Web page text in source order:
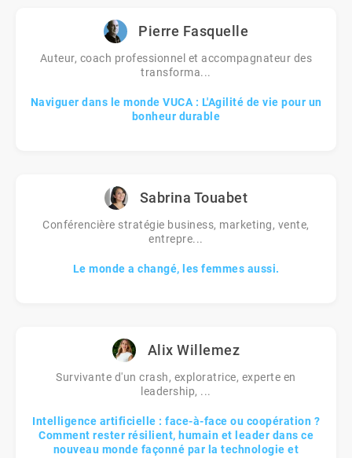
Pierre Fasquelle
Auteur, coach professionnel et accompagnateur des
transforma...
Naviguer dans le monde VUCA : L'Agilité de vie pour un
bonheur durable
Sabrina Touabet
Conférencière stratégie business, marketing, vente,
entrepre...
Le monde a changé, les femmes aussi.
Alix Willemez
Survivante d'un crash, exploratrice, experte en
leadership, ...
Intelligence artificielle : face-à-face ou coopération ?
Comment rester résilient, humain et leader dans ce
nouveau monde façonné par la technologie et